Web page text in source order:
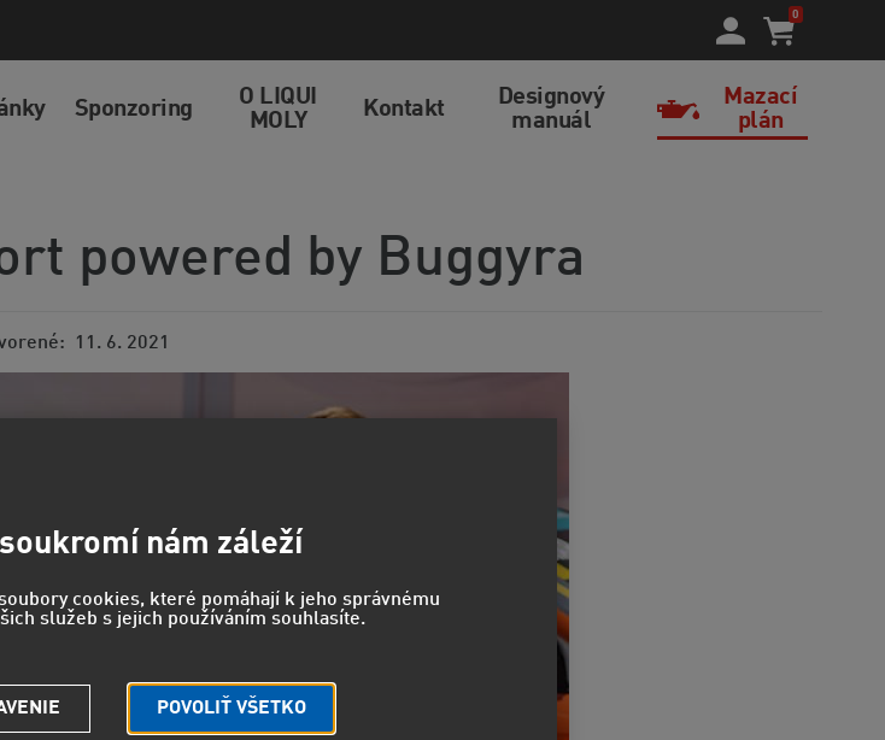
0
Sponzoring
O LIQUI
MOLY
Kontakt
Designový
manuál
Mazací
plán
powered by Buggyra
11. 6. 2021
nám záleží
cookies, které pomáhají k jeho správnému
služeb s jejich používáním souhlasíte.
POVOLIŤ VŠETKO